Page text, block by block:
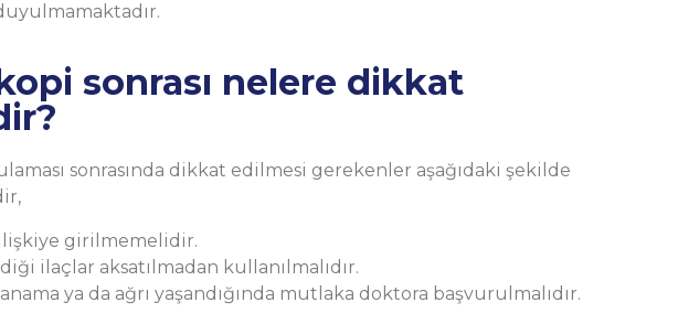
sonrası nelere dikkat
sonrasında dikkat edilmesi gerekenler aşağıdaki şekilde
girilmemelidir.
ilaçlar aksatılmadan kullanılmalıdır.
ya da ağrı yaşandığında mutlaka doktora başvurulmalıdır.